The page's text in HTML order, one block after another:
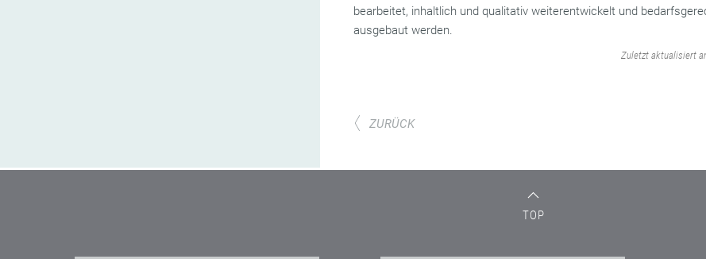
bearbeitet, inhaltlich und qualitativ weiterentwickelt und
ausgebaut werden.
‌Zuletzt aktualisiert
ZURÜCK
TOP